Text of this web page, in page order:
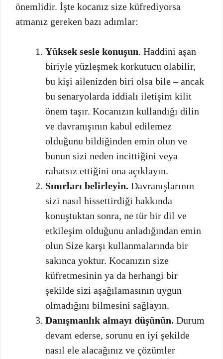
önemlidir. İşte kocanız size küfrediyorsa
atmanız gereken bazı adımlar:
Yüksek sesle konuşun. Haddini aşan
biriyle yüzleşmek korkutucu olabilir,
bu kişi ailenizden biri olsa bile – ancak
bu senaryolarda iddialı iletişim kilit
önem taşır. Kocanızın kullandığı dilin
ve davranışının kabul edilemez
olduğunu bildiğinden emin olun ve
bunun sizi neden incittiğini veya
rahatsız ettiğini ona açıklayın.
Sınırları belirleyin. Davranışlarının
sizi nasıl hissettirdiği hakkında
konuştuktan sonra, ne tür bir dil ve
etkileşim olduğunu anladığından emin
olun Size karşı kullanmalarında bir
sakınca yoktur. Kocanızın size
küfretmesinin ya da herhangi bir
şekilde sizi aşağılamasının uygun
olmadığını bilmesini sağlayın.
Danışmanlık almayı düşünün. Durum
devam ederse, sorunu en iyi şekilde
nasıl ele alacağınız ve çözümler